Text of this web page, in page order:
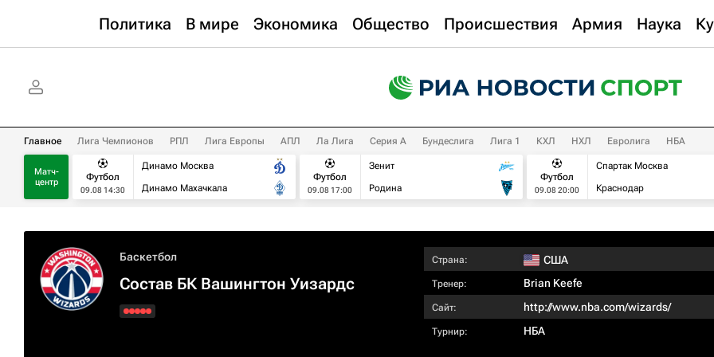
Политика В мире Экономика Общество Происшествия Армия Наука
Главное Лига Чемпионов РПЛ Лига Европы АПЛ Ла Лига Серия А Бундеслига Лига 1 КХЛ НХЛ Евролига НБА
Матч-
центр
Футбол
09.08 14:30
Динамо Москва
Динамо Махачкала
Футбол
09.08 17:00
Зенит
Родина
Футбол
09.08 20:00
Спартак Москва
Краснодар
Баскетбол
Состав БК Вашингтон Уизардс
Страна: США
Тренер: Brian Keefe
Сайт: http://www.nba.com/wizards/
Турнир: НБА